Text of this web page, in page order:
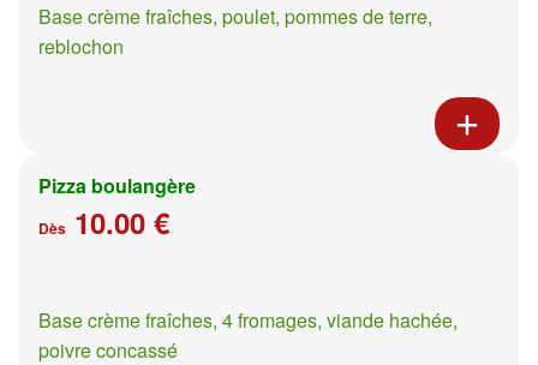
Base crème fraîches, poulet, pommes de terre,
reblochon
Pizza boulangère
Dès 10.00 €
Base crème fraîches, 4 fromages, viande hachée,
poivre concassé